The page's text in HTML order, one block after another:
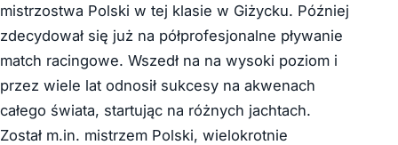
mistrzostwa Polski w tej klasie w Giżycku. Później
zdecydował się już na półprofesjonalne pływanie
match racingowe. Wszedł na na wysoki poziom i
przez wiele lat odnosił sukcesy na akwenach
całego świata, startując na różnych jachtach.
Został m.in. mistrzem Polski, wielokrotnie